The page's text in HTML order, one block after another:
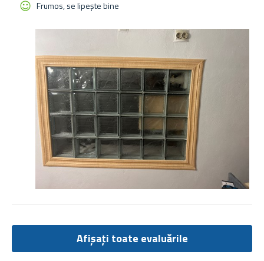
Frumos, se lipește bine
Afișați toate evaluările